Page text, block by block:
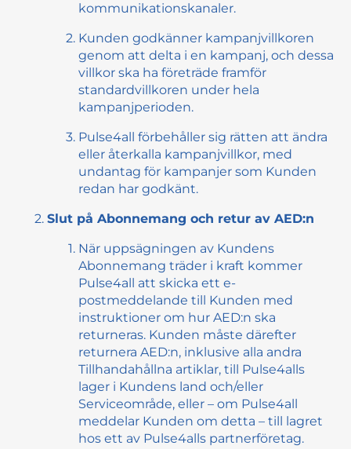
kommunikationskanaler.
Kunden godkänner kampanjvillkoren
genom att delta i en kampanj, och dessa
villkor ska ha företräde framför
standardvillkoren under hela
kampanjperioden.
Pulse4all förbehåller sig rätten att ändra
eller återkalla kampanjvillkor, med
undantag för kampanjer som Kunden
redan har godkänt.
Slut på Abonnemang och retur av AED:n
När uppsägningen av Kundens
Abonnemang träder i kraft kommer
Pulse4all att skicka ett e-
postmeddelande till Kunden med
instruktioner om hur AED:n ska
returneras. Kunden måste därefter
returnera AED:n, inklusive alla andra
Tillhandahållna artiklar, till Pulse4alls
lager i Kundens land och/eller
Serviceområde, eller – om Pulse4all
meddelar Kunden om detta – till lagret
hos ett av Pulse4alls partnerföretag.